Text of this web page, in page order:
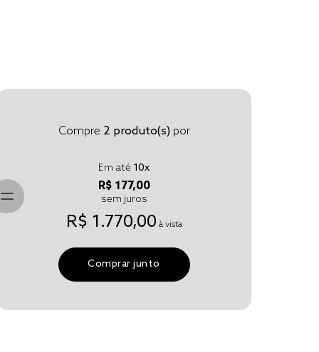
Compre 2 produto(s)por
Em até 10x
R$ 177,00
sem juros
R$ 1.770,00 à vista
Comprar junto